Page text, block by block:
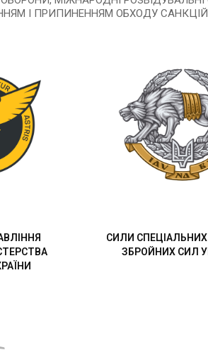
І ПРИПИНЕННЯМ ОБХОДУ
СИЛИ СПЕЦІАЛЬНИХ
ЗБРОЙНИХ СИЛ